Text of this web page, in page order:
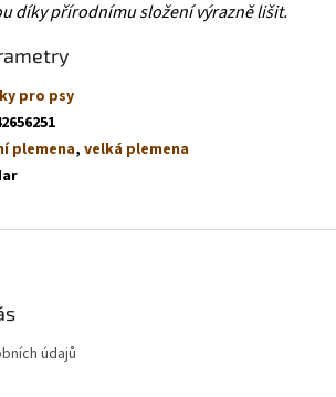
díky přírodnímu složení výrazně lišit.
pro psy
plemena, velká plemena
údajů